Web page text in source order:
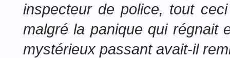
inspecteur de police, tout
malgré la panique qui régnait
mystérieux passant avait-il